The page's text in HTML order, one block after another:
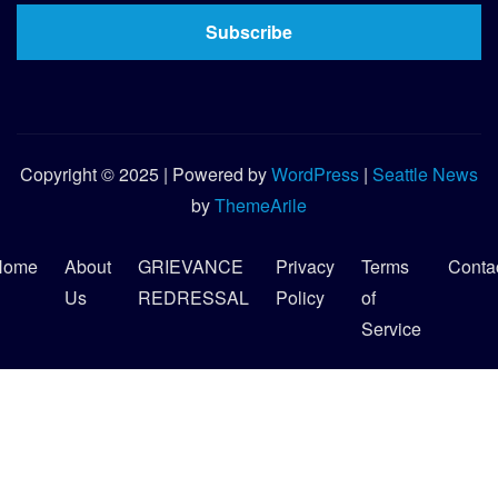
Subscribe
Copyright © 2025 | Powered byWordPress | Seattle News
byThemeArile
About
Us
GRIEVANCE
REDRESSAL
Privacy
Policy
Terms
of
Service